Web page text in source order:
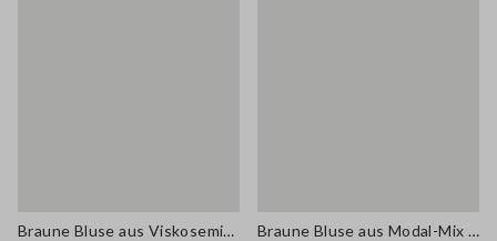
Braune Bluse aus Viskosemix mit Schluppe, Regular Fit
Braune Bluse aus Modal-Mix mit Stehkragen, Regular Fit